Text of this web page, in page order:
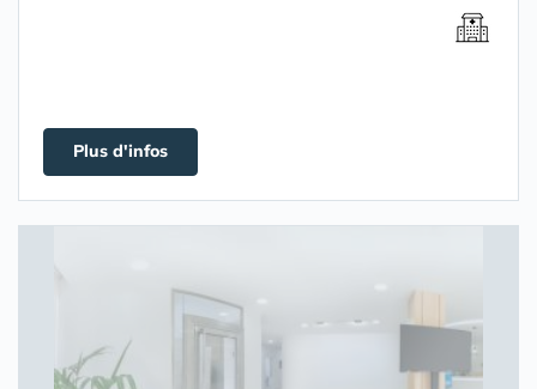
Plus d'infos